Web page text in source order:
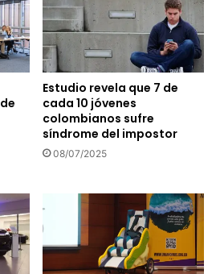
Estudio revela que 7 de
cada 10 jóvenes
colombianos sufre
síndrome del impostor
08/07/2025